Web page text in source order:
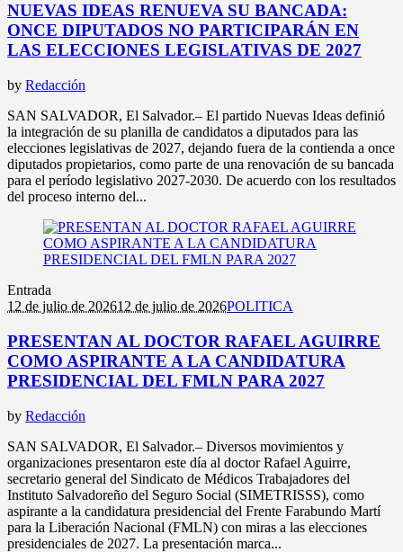
NUEVAS IDEAS RENUEVA SU BANCADA:
ONCE DIPUTADOS NO PARTICIPARÁN EN
LAS ELECCIONES LEGISLATIVAS DE 2027
by Redacción
SAN SALVADOR, El Salvador.– El partido Nuevas Ideas definió
la integración de su planilla de candidatos a diputados para las
elecciones legislativas de 2027, dejando fuera de la contienda a once
diputados propietarios, como parte de una renovación de su bancada
para el período legislativo 2027-2030. De acuerdo con los resultados
del proceso interno del...
Entrada
12 de julio de 202612 de julio de 2026POLITICA
PRESENTAN AL DOCTOR RAFAEL AGUIRRE
COMO ASPIRANTE A LA CANDIDATURA
PRESIDENCIAL DEL FMLN PARA 2027
by Redacción
SAN SALVADOR, El Salvador.– Diversos movimientos y
organizaciones presentaron este día al doctor Rafael Aguirre,
secretario general del Sindicato de Médicos Trabajadores del
Instituto Salvadoreño del Seguro Social (SIMETRISSS), como
aspirante a la candidatura presidencial del Frente Farabundo Martí
para la Liberación Nacional (FMLN) con miras a las elecciones
presidenciales de 2027. La presentación marca...